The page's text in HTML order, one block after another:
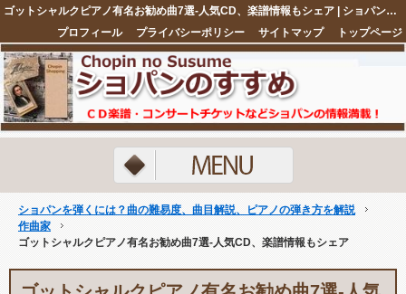
ゴットシャルクピアノ有名お勧め曲7選-人気CD、楽譜情報もシェア | ショパンを弾くには？曲の難易度、曲目解説、ピアノの弾き方を解説
トップページ
サイトマップ
プライバシーポリシー
プロフィール
注目ネタ5選
ショパンを弾くには？曲の難易度、曲目解説、ピアノの弾き方を解説
作曲家
ゴットシャルクピアノ有名お勧め曲7選-人気CD、楽譜情報もシェア